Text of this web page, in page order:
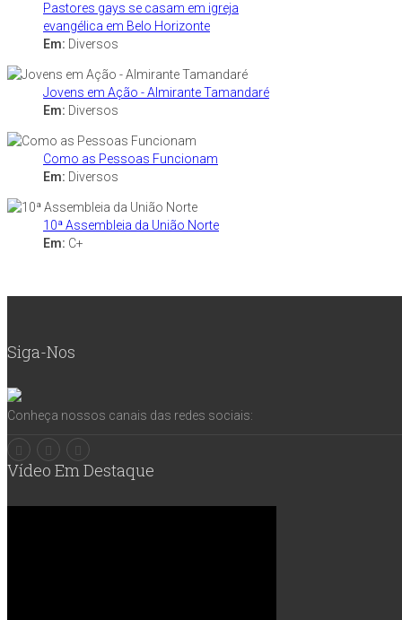
Pastores gays se casam em igreja
evangélica em Belo Horizonte
Em: Diversos
Jovens em Ação - Almirante Tamandaré
Em: Diversos
Como as Pessoas Funcionam
Em: Diversos
10ª Assembleia da União Norte
Em: C+
Siga-Nos
Conheça nossos canais das redes sociais:
Vídeo Em Destaque